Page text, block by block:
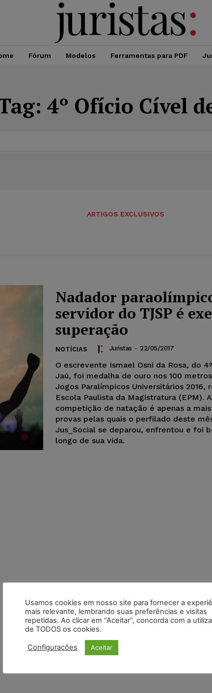
Fórum Modelos Ferramentas para PDF
4º Ofício Cível
ARTIGOS EXCLUSIVOS
Nadador
servidor do TJSP é
superação
NOTÍCIAS Juristas - 22/05/2017
O escrevente Ismael Osni da Rosa, do
Jaú, foi medalha de ouro nos 100
Jogos Paralímpicos Universitários 2016,
Escola Paulista da Magistratura (EPM).
competição de natação é apenas a
provas pelas quais o perfilado deste
Jus_Social se deparou, enfrentou e foi
longo de sua vida.
Usamos cookies em nosso site para fornecer a
mais relevante, lembrando suas preferências e visitas
repetidas. Ao clicar em “Aceitar”, concorda com a
de TODOS os cookies.
Configurações Aceitar